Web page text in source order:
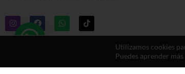
Utilizamos cookies
Puedes aprender